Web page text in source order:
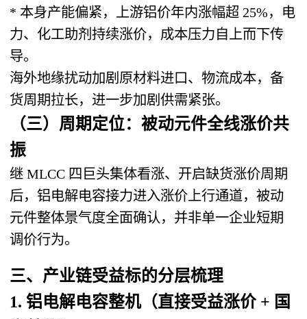
* 本身产能偏紧，上游铝价年内涨幅超 25%，电
力、化工助剂持续涨价，成本压力自上而下传
导。
海外地缘扰动加剧原材料进口、物流成本，备
货周期拉长，进一步加剧供需紧张。
（三）周期定位：被动元件全线涨价共
振
继 MLCC 四巨头集体看涨、开启缺货涨价周期
后，铝电解电容接力进入涨价上行通道，被动
元件整体景气度全面确认，并非单一企业短期
调价行为。
三、产业链受益标的分层梳理
1. 铝电解电容整机（直接受益涨价 + 国